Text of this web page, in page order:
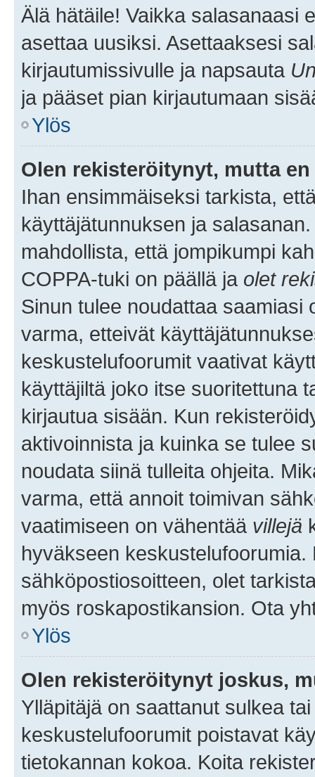
Älä hätäile! Vaikka salasanaasi
asettaa uusiksi. Asettaaksesi
kirjautumissivulle ja napsauta
ja pääset pian kirjautumaan
Ylös
Olen rekisteröitynyt, mutta
Ihan ensimmäiseksi tarkista,
käyttäjätunnuksen ja
mahdollista, että jompikumpi
COPPA-tuki on päällä ja olet
Sinun tulee noudattaa saamiasi
varma, etteivät
keskustelufoorumit vaativat
käyttäjiltä joko itse suoritettuna
kirjautua sisään. Kun
aktivoinnista ja kuinka se tulee
noudata siinä tulleita ohjeita.
varma, että annoit toimivan
vaatimiseen on vähentää villejä
hyväkseen
sähköpostiosoitteen, olet
myös roskapostikansion. Ota
Ylös
Olen rekisteröitynyt joskus,
Ylläpitäjä on saattanut sulkea
keskustelufoorumit poistavat
tietokannan kokoa. Koita